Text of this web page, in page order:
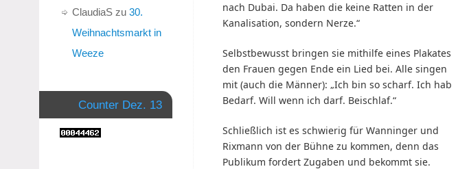
nach Dubai. Da haben die keine Ratten in der
Kanalisation, sondern Nerze.“
Selbstbewusst bringen sie mithilfe eines Plakates
den Frauen gegen Ende ein Lied bei. Alle singen
mit (auch die Männer): „Ich bin so scharf. Ich hab
Bedarf. Will wenn ich darf. Beischlaf.“
Schließlich ist es schwierig für Wanninger und
Rixmann von der Bühne zu kommen, denn das
Publikum fordert Zugaben und bekommt sie.
ClaudiaS zu 30.
Weihnachtsmarkt in
Weeze
Counter Dez. 13